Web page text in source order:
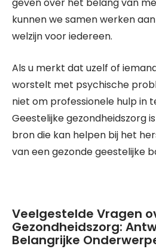
kunnen we samen werken
welzijn voor iedereen.
Als u merkt dat uzelf of
worstelt met psychische
niet om professionele hulp in
Geestelijke gezondheidszorg
bron die kan helpen bij het
van een gezonde geestelijke
Veelgestelde Vragen
Gezondheidszorg:
Belangrijke